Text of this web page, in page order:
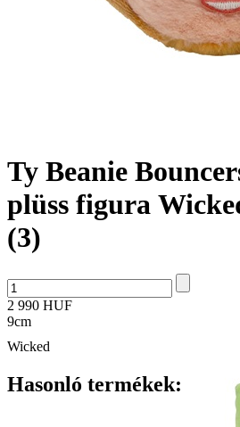
Ty Beanie
plüss figura
(3)
2 990 HUF
9cm
Wicked
Hasonló termékek: